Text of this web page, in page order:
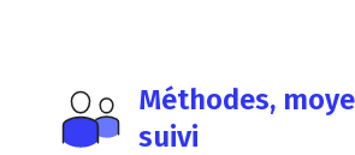
Méthodes,
suivi